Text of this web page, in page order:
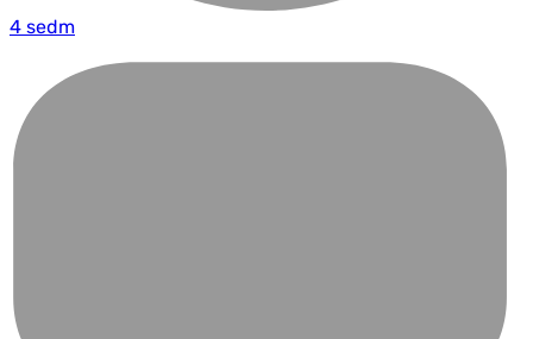
4 sedm